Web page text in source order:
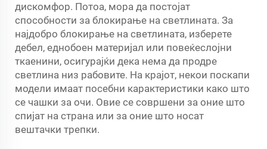
дискомфор. Потоа, мора да постојат
способности за блокирање на светлината. За
најдобро блокирање на светлината, изберете
дебел, еднобоен материјал или повеќеслојни
ткаенини, осигурајќи дека нема да продре
светлина низ рабовите. На крајот, некои поскапи
модели имаат посебни карактеристики како што
се чашки за очи. Овие се совршени за оние што
спијат на страна или за оние што носат
вештачки трепки.